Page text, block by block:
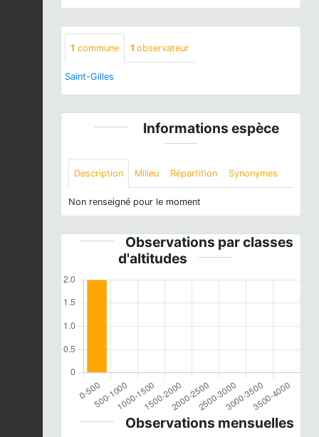
1 commune 1 observateur
Saint-Gilles
Informations espèce
Description Milieu Répartition Synonymes
Non renseigné pour le moment
Observations par classes
d'altitudes
Observations mensuelles